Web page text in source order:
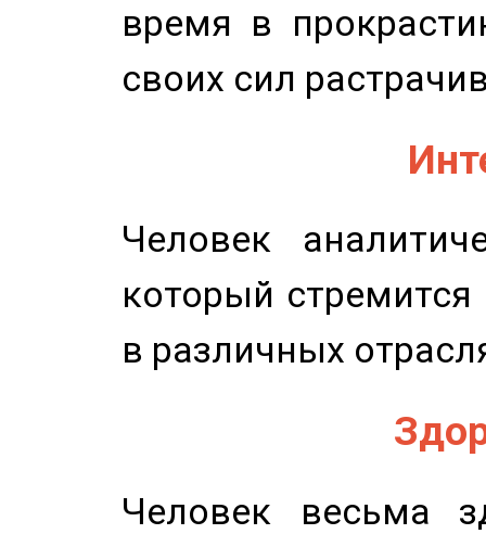
время в
своих сил
Человек
который
в различных
Человек весьма